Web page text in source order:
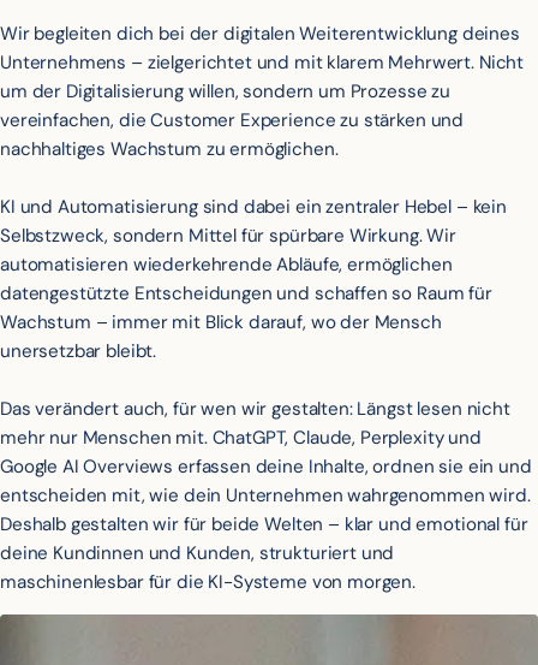
Wir begleiten dich bei der digitalen Weiterentwicklung deines
Unternehmens – zielgerichtet und mit klarem Mehrwert. Nicht
um der Digitalisierung willen, sondern um Prozesse zu
vereinfachen, die Customer Experience zu stärken und
nachhaltiges Wachstum zu ermöglichen.
KI und Automatisierung sind dabei ein zentraler Hebel – kein
Selbstzweck, sondern Mittel für spürbare Wirkung. Wir
automatisieren wiederkehrende Abläufe, ermöglichen
datengestützte Entscheidungen und schaffen so Raum für
Wachstum – immer mit Blick darauf, wo der Mensch
unersetzbar bleibt.
Das verändert auch, für wen wir gestalten: Längst lesen nicht
mehr nur Menschen mit. ChatGPT, Claude, Perplexity und
Google AI Overviews erfassen deine Inhalte, ordnen sie ein und
entscheiden mit, wie dein Unternehmen wahrgenommen wird.
Deshalb gestalten wir für beide Welten – klar und emotional für
deine Kundinnen und Kunden, strukturiert und
maschinenlesbar für die KI-Systeme von morgen.